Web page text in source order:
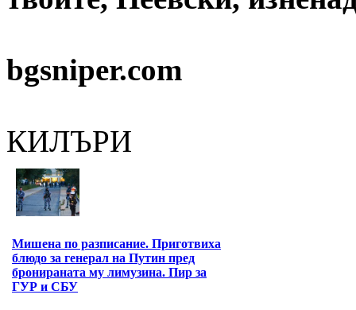
bgsniper.com
КИЛЪРИ
Мишена по разписание. Приготвиха
блюдо за генерал на Путин пред
бронираната му лимузина. Пир за
ГУР и СБУ